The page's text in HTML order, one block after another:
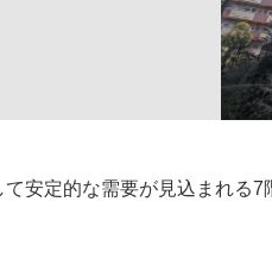
安定的な需要が見込まれる7